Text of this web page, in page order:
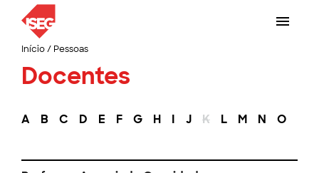
Início/ Pessoas
Docentes
A B C D E F G H I J K L M N O